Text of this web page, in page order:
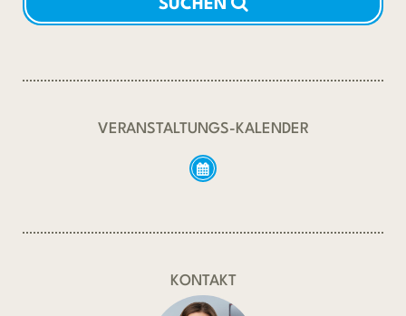
SUCHEN
VERANSTALTUNGS-KALENDER
KONTAKT